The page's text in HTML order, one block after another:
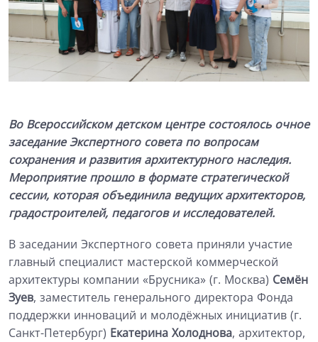
Во Всероссийском детском центре состоялось очное
заседание Экспертного совета по вопросам
сохранения и развития архитектурного наследия.
Мероприятие прошло в формате стратегической
сессии, которая объединила ведущих архитекторов,
градостроителей, педагогов и исследователей.
В заседании Экспертного совета приняли участие
главный специалист мастерской коммерческой
архитектуры компании «Брусника» (г. Москва) Семён
Зуев, заместитель генерального директора Фонда
поддержки инноваций и молодёжных инициатив (г.
Санкт-Петербург) Екатерина Холоднова, архитектор,